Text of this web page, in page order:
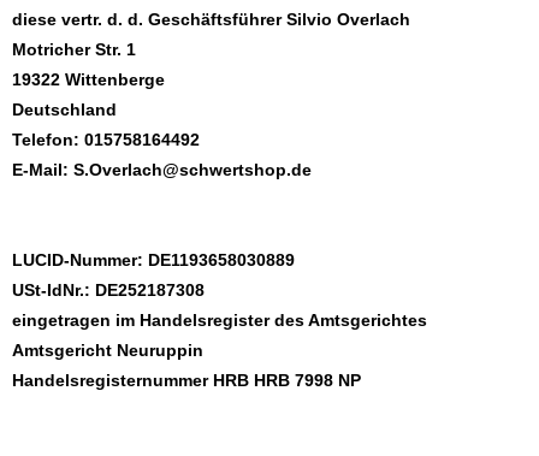
diese vertr. d. d. Geschäftsführer Silvio Overlach
Motricher Str. 1
19322 Wittenberge
Deutschland
Telefon: 015758164492
E-Mail: S.Overlach@schwertshop.de
LUCID-Nummer: DE1193658030889
USt-IdNr.: DE252187308
eingetragen im Handelsregister des Amtsgerichtes
Amtsgericht Neuruppin
Handelsregisternummer HRB HRB 7998 NP